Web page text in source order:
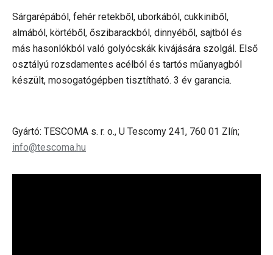
Sárgarépából, fehér retekből, uborkából, cukkiniből,
almából, körtéből, őszibarackból, dinnyéből, sajtból és
más hasonlókból való golyócskák kivájására szolgál. Első
osztályú rozsdamentes acélból és tartós műanyagból
készült, mosogatógépben tisztítható. 3 év garancia.
Gyártó: TESCOMA s. r. o., U Tescomy 241, 760 01 Zlín;
info@tescoma.hu